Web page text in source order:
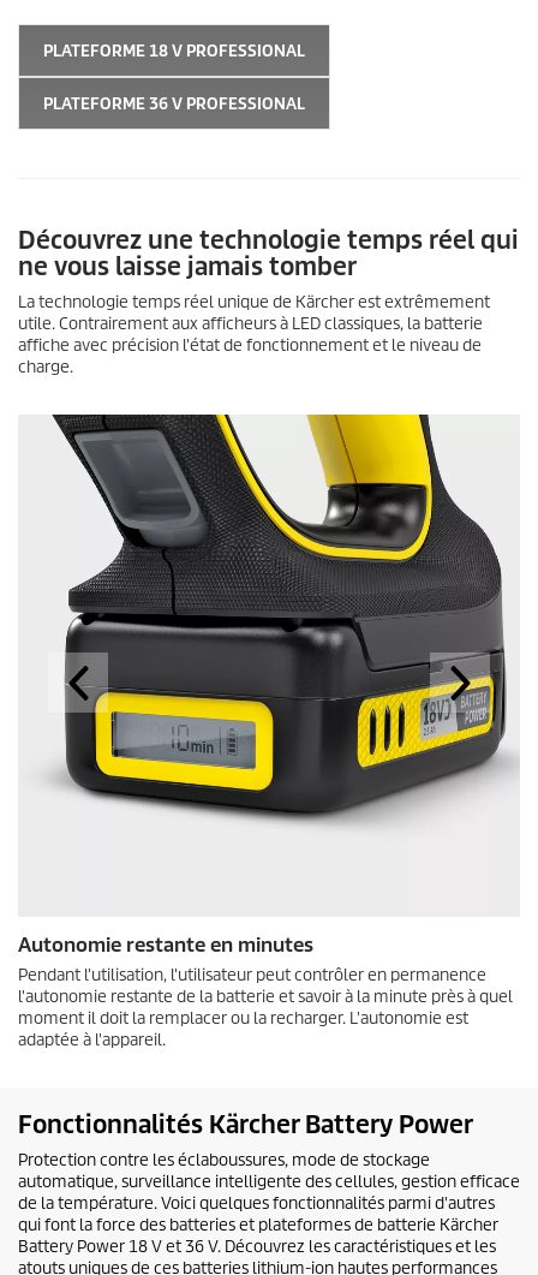
PLATEFORME 18 V PROFESSIONAL
PLATEFORME 36 V PROFESSIONAL
Découvrez une technologie temps réel qui
ne vous laisse jamais tomber
La technologie temps réel unique de Kärcher est extrêmement
utile. Contrairement aux afficheurs à LED classiques, la batterie
affiche avec précision l'état de fonctionnement et le niveau de
charge.
Autonomie restante en minutes
Pendant l'utilisation, l'utilisateur peut contrôler en permanence
l'autonomie restante de la batterie et savoir à la minute près à quel
moment il doit la remplacer ou la recharger. L'autonomie est
adaptée à l'appareil.
Fonctionnalités Kärcher Battery Power
Protection contre les éclaboussures, mode de stockage
automatique, surveillance intelligente des cellules, gestion efficace
de la température. Voici quelques fonctionnalités parmi d'autres
qui font la force des batteries et plateformes de batterie Kärcher
Battery Power 18 V et 36 V. Découvrez les caractéristiques et les
atouts uniques de ces batteries lithium-ion hautes performances